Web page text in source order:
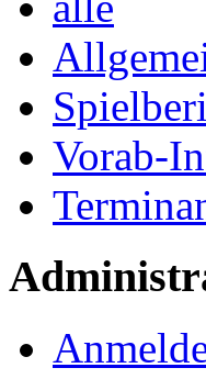
Vorab-